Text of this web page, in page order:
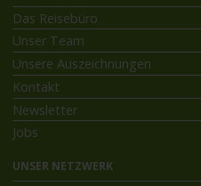
Das Reisebüro
Unser Team
Unsere Auszeichnungen
Kontakt
Newsletter
Jobs
UNSER NETZWERK